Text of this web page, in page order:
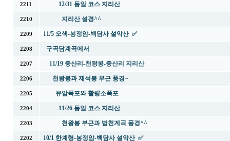
2211 12/31 동일 코스 지리산
2210 지리산 설경^^
2209 11/5 오색-봉정암-백담사 설악산 ✅
2208 구곡담계곡에서
2207 11/19 중산리-천왕봉-중산리 지리산
2206 천왕봉과 제석봉 부근 풍경~
2205 유암폭포와 활량소폭포
2204 11/26 동일 코스 지리산
2203 천왕봉 부근과 법천계곡 풍경^^
2202 10/1 한계령-봉정암-백담사 설악산 ✅